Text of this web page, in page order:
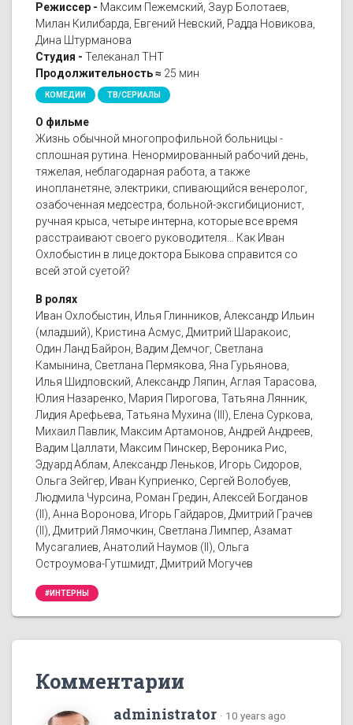
Режиссер - Максим Пежемский, Заур Болотаев,
Милан Килибарда, Евгений Невский, Радда Новикова,
Дина Штурманова
Студия - Телеканал ТНТ
Продолжительность ≈ 25 мин
КОМЕДИИ ТВ/СЕРИАЛЫ
О фильме
Жизнь обычной многопрофильной больницы -
сплошная рутина. Ненормированный рабочий день,
тяжелая, неблагодарная работа, а также
инопланетяне, электрики, спивающийся венеролог,
озабоченная медсестра, больной-эксгибиционист,
ручная крыса, четыре интерна, которые все время
расстраивают своего руководителя... Как Иван
Охлобыстин в лице доктора Быкова справится со
всей этой суетой?
В ролях
Иван Охлобыстин, Илья Глинников, Александр Ильин
(младший), Кристина Асмус, Дмитрий Шаракоис,
Один Ланд Байрон, Вадим Демчог, Светлана
Камынина, Светлана Пермякова, Яна Гурьянова,
Илья Шидловский, Александр Ляпин, Аглая Тарасова,
Юлия Назаренко, Мария Пирогова, Татьяна Лянник,
Лидия Арефьева, Татьяна Мухина (III), Елена Суркова,
Михаил Павлик, Максим Артамонов, Андрей Андреев,
Вадим Цаллати, Максим Пинскер, Вероника Рис,
Эдуард Аблам, Александр Леньков, Игорь Сидоров,
Ольга Зейгер, Иван Куприенко, Сергей Волобуев,
Людмила Чурсина, Роман Гредин, Алексей Богданов
(II), Анна Воронова, Игорь Гайдаров, Дмитрий Грачев
(II), Дмитрий Лямочкин, Светлана Лимпер, Азамат
Мусагалиев, Анатолий Наумов (II), Ольга
Остроумова-Гутшмидт, Дмитрий Могучев
#ИНТЕРНЫ
Комментарии
administrator · 10 years ago